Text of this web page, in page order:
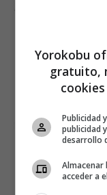
Yorokobu
gratuito,
Publicidad
publicidad
desarrollo
acceder a